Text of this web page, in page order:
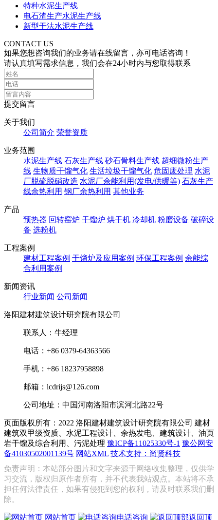
特种水泥生产线
电石渣生产水泥生产线
新型干法水泥生产线
CONTACT US
如果您想咨询我们的业务请在线留言，亦可电话咨询！
请认真填写需求信息，我们会在24小时内与您取得联系
提交留言
关于我们
公司简介 荣誉资质
业务范围
水泥生产线 石灰生产线 砂石骨料生产线 超细微粉生产
线 生物质干馏气化 生活垃圾干馏气化 危固废处理 水泥
厂脱硫脱硝改造 水泥厂余能利用(发电/供暖等) 石灰生产
线余热利用 钢厂余热利用 其他业务
产品
预热器 回转窑炉 干馏炉 烘干机 冷却机 粉磨设备 破碎设
备 选粉机
工程案例
建材工程案例 干馏炉及应用案例 环保工程案例 余能综
合利用案例
新闻资讯
行业新闻 公司新闻
洛阳建材建筑设计研究院有限公司
联系人：牛经理
电话：+86 0379-64363566
手机：+86 18237958898
邮箱：lcdrijs@126.com
公司地址：中国河南洛阳市滨河北路22号
页面版权所有：2022 洛阳建材建筑设计研究院有限公司 建材
建筑双甲级资质、水泥工程设计、余热发电、建筑设计、油页
岩干馏及综合利用、污泥处理 豫ICP备11025330号-1 豫公网安
备41030502001139号 网站XML 技术支持：尚贤科技
免责声明：本站部分图片和文字来源于网络收集整理，仅供学
习交流，版权归原作者所有，并不代表我站观点。本站将不承
担任何法律责任，如果有侵犯到您的权利，请及时联系我们删
除。
网站首页 电话咨询 返回顶